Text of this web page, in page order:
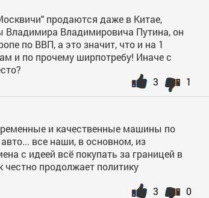
продаются даже в Китае,
Владимира Владимировича Путина, он
по ВВП, а это значит, что и на 1
и по прочему ширпотребу! Иначе с
1
3
и качественные машины по
все наши, в основном, из
с идеей всё покупать за границей в
продолжает политику
0
3